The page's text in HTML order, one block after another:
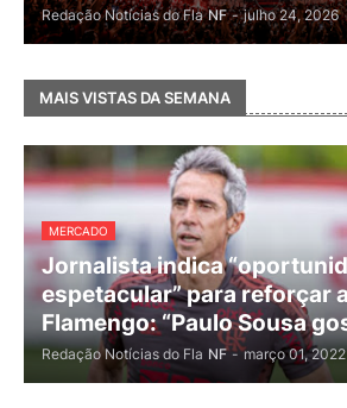
Redação Notícias do Fla NF - julho 24, 2026
MAIS VISTAS DA SEMANA
MERCADO
Jornalista indica
espetacular” para reforçar
Flamengo: “Paulo Sousa
Redação Notícias do Fla NF - março 01, 2022